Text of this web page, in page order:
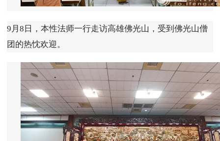
9月8日，本性法师一行走访高雄佛光山，受到佛光山僧
团的热忱欢迎。